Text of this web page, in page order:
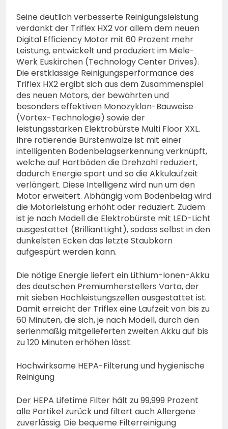
Seine deutlich verbesserte Reinigungsleistung
verdankt der Triflex HX2 vor allem dem neuen
Digital Efficiency Motor mit 60 Prozent mehr
Leistung, entwickelt und produziert im Miele-
Werk Euskirchen (Technology Center Drives).
Die erstklassige Reinigungsperformance des
Triflex HX2 ergibt sich aus dem Zusammenspiel
des neuen Motors, der bewährten und
besonders effektiven Monozyklon-Bauweise
(Vortex-Technologie) sowie der
leistungsstarken Elektrobürste Multi Floor XXL.
Ihre rotierende Bürstenwalze ist mit einer
intelligenten Bodenbelagserkennung verknüpft,
welche auf Hartböden die Drehzahl reduziert,
dadurch Energie spart und so die Akkulaufzeit
verlängert. Diese Intelligenz wird nun um den
Motor erweitert. Abhängig vom Bodenbelag wird
die Motorleistung erhöht oder reduziert. Zudem
ist je nach Modell die Elektrobürste mit LED-Licht
ausgestattet (BrilliantLight), sodass selbst in den
dunkelsten Ecken das letzte Staubkorn
aufgespürt werden kann.
Die nötige Energie liefert ein Lithium-Ionen-Akku
des deutschen Premiumherstellers Varta, der
mit sieben Hochleistungszellen ausgestattet ist.
Damit erreicht der Triflex eine Laufzeit von bis zu
60 Minuten, die sich, je nach Modell, durch den
serienmäßig mitgelieferten zweiten Akku auf bis
zu 120 Minuten erhöhen lässt.
Hochwirksame HEPA-Filterung und hygienische
Reinigung
Der HEPA Lifetime Filter hält zu 99,999 Prozent
alle Partikel zurück und filtert auch Allergene
zuverlässig. Die bequeme Filterreinigung